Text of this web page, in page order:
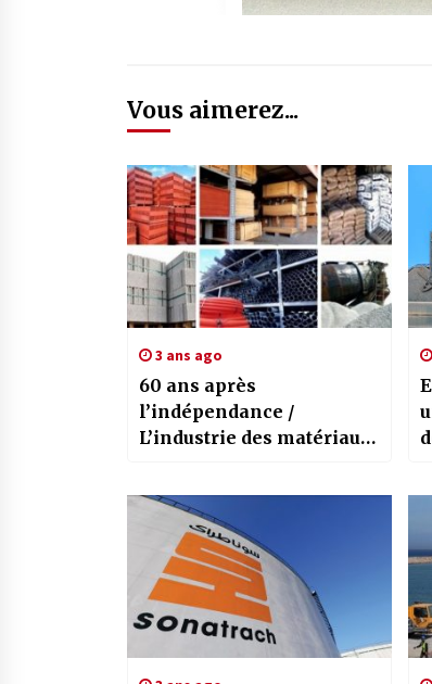
Vous aimerez...
3 ans ago
60 ans après
l’indépendance /
L’industrie des matériaux
bases solides